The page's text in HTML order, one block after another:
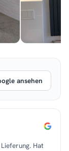
ansehen
Hat